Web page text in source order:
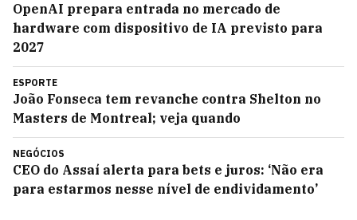
OpenAI prepara entrada no mercado de
hardware com dispositivo de IA previsto para
2027
ESPORTE
João Fonseca tem revanche contra Shelton no
Masters de Montreal; veja quando
NEGÓCIOS
CEO do Assaí alerta para bets e juros: ‘Não era
para estarmos nesse nível de endividamento’